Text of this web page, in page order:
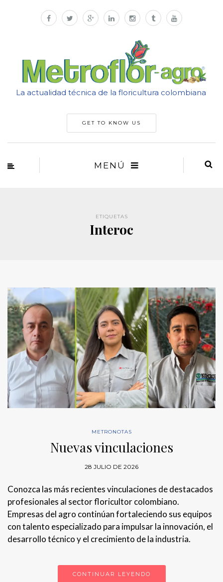
La actualidad técnica de la floricultura colombiana
GET TO KNOW US
MENÚ
ETIQUETAS
Interoc
METRONOTAS
Nuevas vinculaciones
28 JULIO DE 2026
Conozca las más recientes vinculaciones de destacados
profesionales al sector floricultor colombiano.
Empresas del agro continúan fortaleciendo sus equipos
con talento especializado para impulsar la innovación, el
desarrollo técnico y el crecimiento de la industria.
CONTINUAR LEYENDO